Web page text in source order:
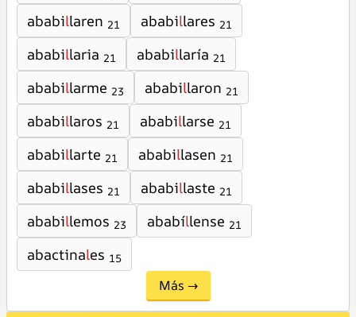
ababillaren 21 ababillares 21
ababillaria 21 ababillaría 21
ababillarme 23 ababillaron 21
ababillaros 21 ababillarse 21
ababillarte 21 ababillasen 21
ababillases 21 ababillaste 21
ababillemos 23 ababíllense 21
abactinales 15
Más →